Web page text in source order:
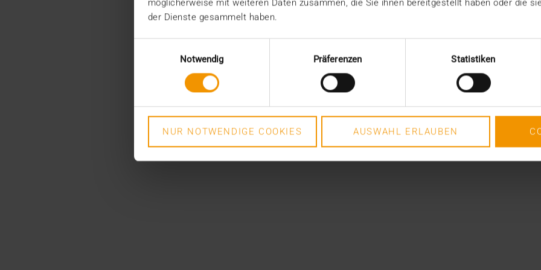
möglicherweise mit weiteren Daten zusammen, die Sie ihnen bereitgestellt haben oder die
der Dienste gesammelt haben.
Notwendig
Präferenzen Statistiken
NUR NOTWENDIGE COOKIES AUSWAHL ERLAUBEN